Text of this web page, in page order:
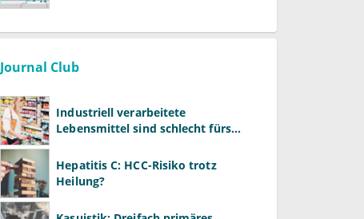
Journal Club
Industriell verarbeitete
Lebensmittel sind schlecht fürs
Hepatitis C: HCC-Risiko trotz
Heilung?